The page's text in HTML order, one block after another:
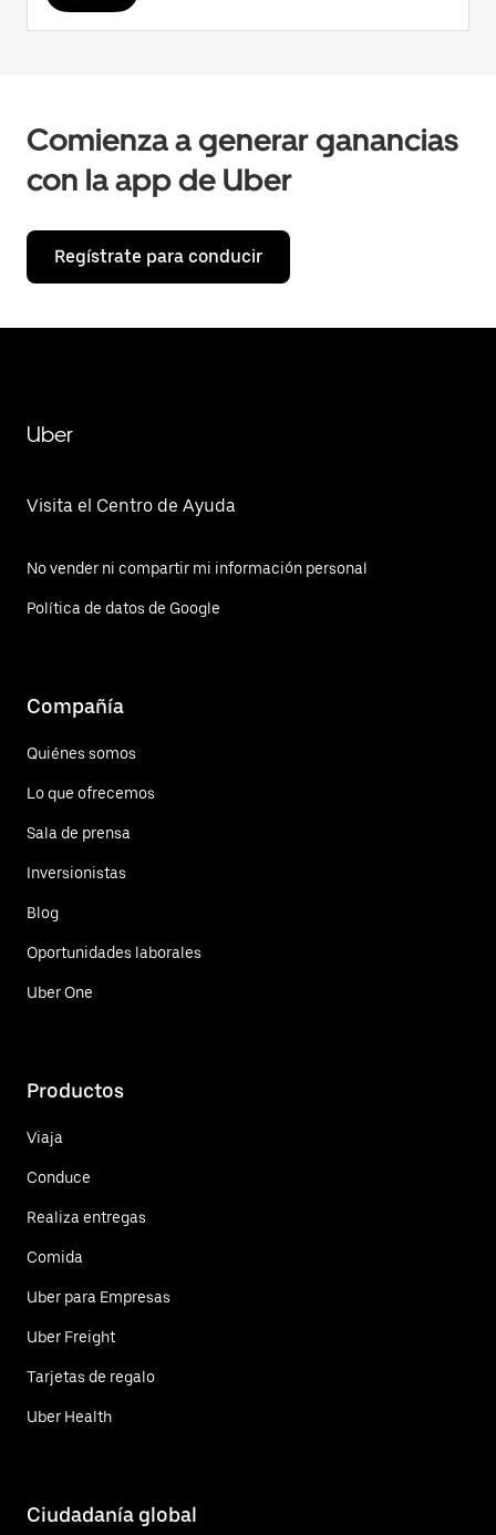
Comienza a generar ganancias
con la app de Uber
Regístrate para conducir
Uber
Visita el Centro de Ayuda
No vender ni compartir mi información personal
Política de datos de Google
Compañía
Quiénes somos
Lo que ofrecemos
Sala de prensa
Inversionistas
Blog
Oportunidades laborales
Uber One
Productos
Viaja
Conduce
Realiza entregas
Comida
Uber para Empresas
Uber Freight
Tarjetas de regalo
Uber Health
Ciudadanía global